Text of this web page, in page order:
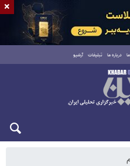
درباره ما تبلیغات آرشیو
×